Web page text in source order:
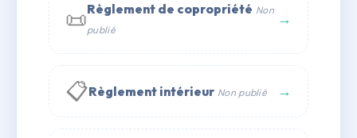
✉ Email
📜Règlement de copropriété Non
publié
→
📋Règlement intérieur Non publié →